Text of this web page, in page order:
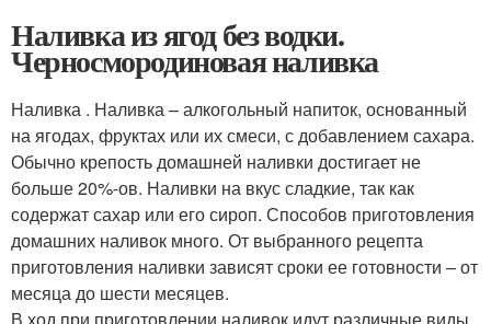
Наливка из ягод без водки.
Черносмородиновая наливка
Наливка . Наливка – алкогольный напиток, основанный
на ягодах, фруктах или их смеси, с добавлением сахара.
Обычно крепость домашней наливки достигает не
больше 20%-ов. Наливки на вкус сладкие, так как
содержат сахар или его сироп. Способов приготовления
домашних наливок много. От выбранного рецепта
приготовления наливки зависят сроки ее готовности – от
месяца до шести месяцев.
В ход при приготовлении наливок идут различные виды